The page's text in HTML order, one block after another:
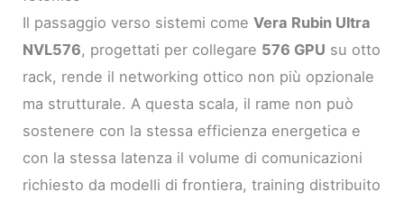
Il passaggio verso sistemi comeVera Rubin Ultra
NVL576, progettati per collegare 576 GPU su otto
rack, rende il networking ottico non più opzionale
ma strutturale. A questa scala, il rame non può
sostenere con la stessa efficienza energetica e
con la stessa latenza il volume di comunicazioni
richiesto da modelli di frontiera, training distribuito